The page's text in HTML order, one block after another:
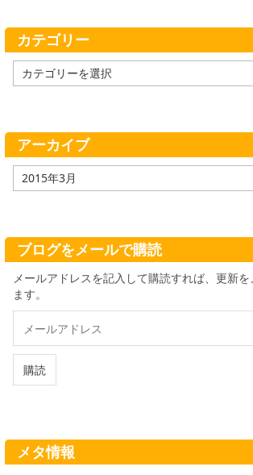
カテゴリー
テ
ー
アーカイブ
ア
ー
ブ
ブログをメールで購読
メールアドレスを記入して購読すれば、更新を
ます。
ル
ド
購読
メタ情報